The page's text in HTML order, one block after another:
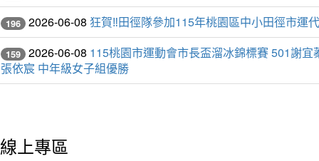
196 2026-06-08 狂賀‼️田徑隊參加115年桃園區中小田徑市運
159 2026-06-08 115桃園市運動會市長盃溜冰錦標賽 501謝
張依宸 中年級女子組優勝
線上專區